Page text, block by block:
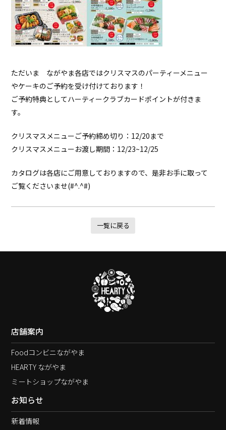
ただいま ながやま各店ではクリスマスのパーティーメニュー
やケーキのご予約を受け付けております！
ご予約特典としてハーティークラブカードポイントが付きま
す。
クリスマスメニューご予約締め切り：12/20まで
クリスマスメニューお渡し期間：12/23~12/25
カタログは各店にご用意しておりますので、是非お手に取って
ご覧くださいませ(#^.^#)
一覧に戻る
店舗案内
Foodコンビニながやま
HEARTY ながやま
ミートショップながやま
お知らせ
新着情報